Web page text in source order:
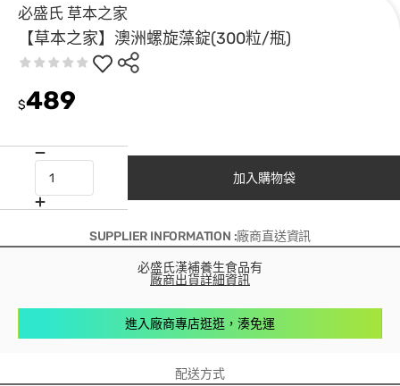
必盛氏 草本之家
【草本之家】澳洲螺旋藻錠(300粒/瓶)
$489
加入購物袋
SUPPLIER INFORMATION :廠商直送資訊
必盛氏漢補養生食品有
廠商出貨詳細資訊
進入廠商專店逛逛，湊免運
配送方式